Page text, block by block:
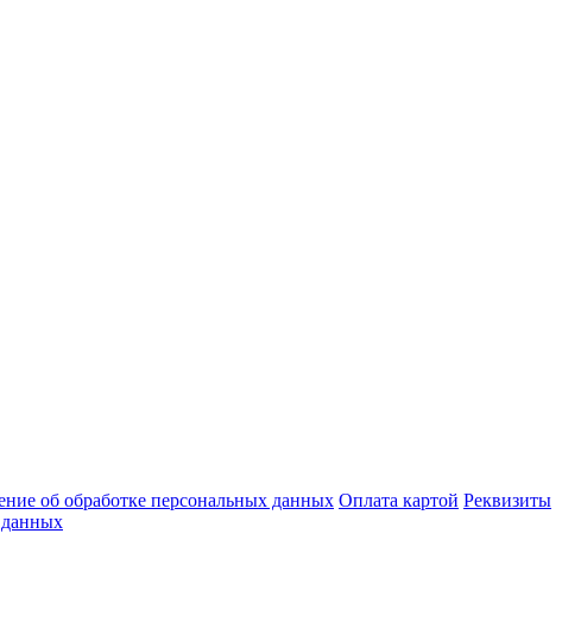
об обработке персональных данных Оплата картой Реквизиты